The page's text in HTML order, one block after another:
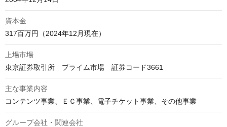
資本金
317百万円（2024年12月現在）
上場市場
東京証券取引所　プライム市場　証券コード3661
主な事業内容
コンテンツ事業、ＥＣ事業、電子チケット事業、その他事業
グループ会社・関連会社